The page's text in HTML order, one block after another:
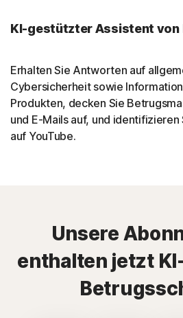
KI-gestützter Assistent von
Erhalten Sie Antworten auf
Cybersicherheit sowie
Produkten, decken Sie
und E-Mails auf, und
auf YouTube.
Unsere
enthalten jetzt